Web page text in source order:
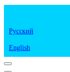
Русский
English